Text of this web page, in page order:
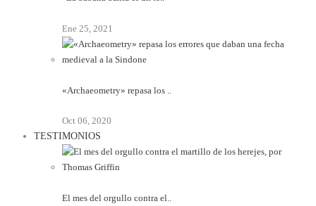
Ene 25, 2021
«Archaeometry» repasa los ..
Oct 06, 2020
TESTIMONIOS
El mes del orgullo contra el..